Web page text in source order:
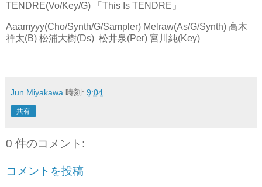
TENDRE(Vo/Key/G) 「This Is TENDRE」
Aaamyyy(Cho/Synth/G/Sampler) Melraw(As/G/Synth) 高木
祥太(B) 松浦大樹(Ds) 松井泉(Per) 宮川純(Key)
Jun Miyakawa 時刻: 9:04
共有
0 件のコメント:
コメントを投稿